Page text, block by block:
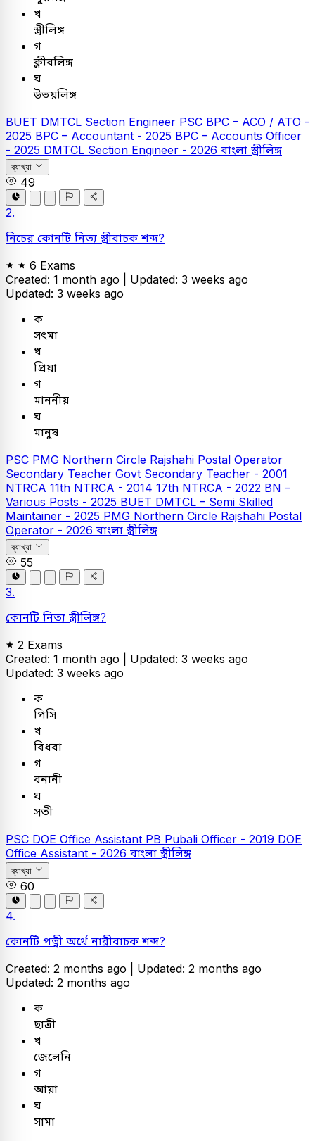
খ
স্ত্রীলিঙ্গ
গ
ক্লীবলিঙ্গ
ঘ
উভয়লিঙ্গ
BUET DMTCL Section Engineer PSC BPC – ACO / ATO -
2025 BPC – Accountant - 2025 BPC – Accounts Officer
- 2025 DMTCL Section Engineer - 2026 বাংলা স্ত্রীলিঙ্গ
ব্যাখ্যা
49
2.
নিচের কোনটি নিত্য স্ত্রীবাচক শব্দ?
6 Exams
Created: 1 month ago | Updated: 3 weeks ago
Updated: 3 weeks ago
ক
সৎমা
খ
প্রিয়া
গ
মাননীয়
ঘ
মানুষ
PSC PMG Northern Circle Rajshahi Postal Operator
Secondary Teacher Govt Secondary Teacher - 2001
NTRCA 11th NTRCA - 2014 17th NTRCA - 2022 BN –
Various Posts - 2025 BUET DMTCL – Semi Skilled
Maintainer - 2025 PMG Northern Circle Rajshahi Postal
Operator - 2026 বাংলা স্ত্রীলিঙ্গ
ব্যাখ্যা
55
3.
কোনটি নিত্য স্ত্রীলিঙ্গ?
2 Exams
Created: 1 month ago | Updated: 3 weeks ago
Updated: 3 weeks ago
ক
পিসি
খ
বিধবা
গ
বনানী
ঘ
সতী
PSC DOE Office Assistant PB Pubali Officer - 2019 DOE
Office Assistant - 2026 বাংলা স্ত্রীলিঙ্গ
ব্যাখ্যা
60
4.
কোনটি পত্নী অর্থে নারীবাচক শব্দ?
Created: 2 months ago | Updated: 2 months ago
Updated: 2 months ago
ক
ছাত্রী
খ
জেলেনি
গ
আয়া
ঘ
সামা